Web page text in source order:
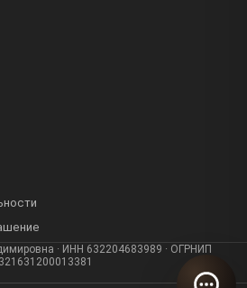
· ИНН 632204683989 · ОГРНИП
321631200013381